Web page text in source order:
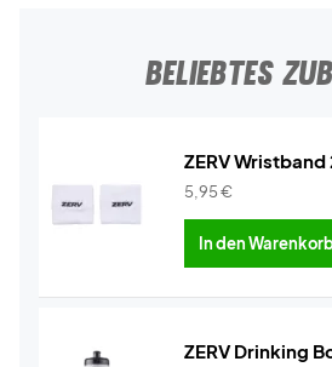
BELIEBTES
ZERV
5,95€
In den
ZERV Drinking